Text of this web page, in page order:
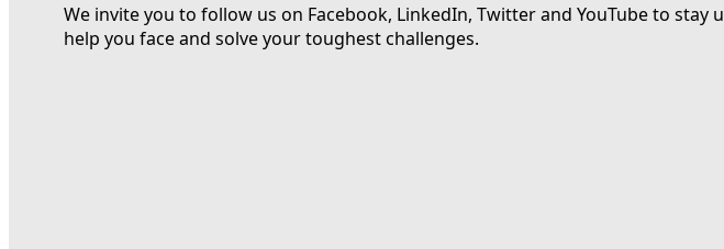
We invite you to follow us on Facebook, LinkedIn, Twitter and YouTube to
help you face and solve your toughest challenges.